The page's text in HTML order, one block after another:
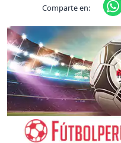
Comparte en: